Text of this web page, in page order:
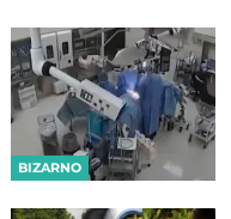
BIZARNO